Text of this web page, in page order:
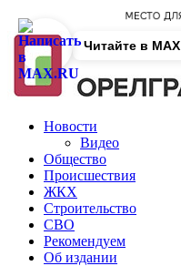
Новости
Видео
Общество
Происшествия
ЖКХ
Строительство
СВО
Рекомендуем
Об издании
Читайте в MAX